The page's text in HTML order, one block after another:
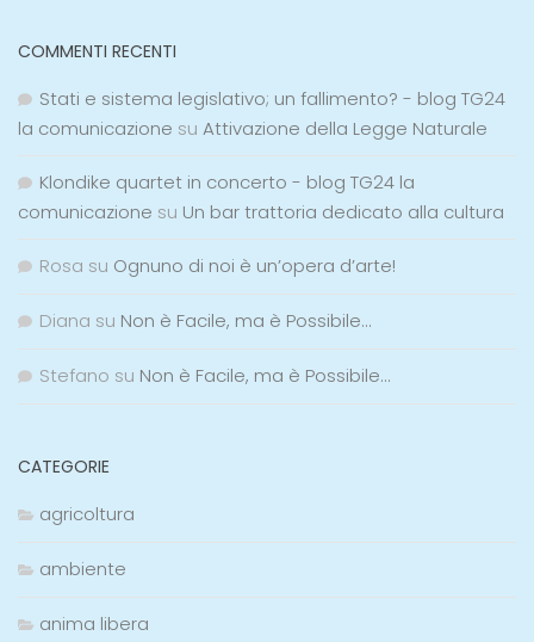
COMMENTI RECENTI
Stati e sistema legislativo; un fallimento? - blog TG24
la comunicazione su Attivazione della Legge Naturale
Klondike quartet in concerto - blog TG24 la
comunicazione su Un bar trattoria dedicato alla cultura
Rosa su Ognuno di noi è un’opera d’arte!
Diana su Non è Facile, ma è Possibile…
Stefano su Non è Facile, ma è Possibile…
CATEGORIE
agricoltura
ambiente
anima libera